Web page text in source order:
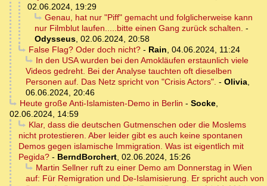
02.06.2024, 19:29
Genau, hat nur "Piff" gemacht und folglicherweise kann
nur Filmblut laufen.....bitte einen Gang zurück schalten. -
Odysseus, 02.06.2024, 20:58
False Flag? Oder doch nicht?- Rain, 04.06.2024, 11:24
In den USA wurden bei den Amokläufen erstaunlich viele
Videos gedreht. Bei der Analyse tauchten oft dieselben
Personen auf. Das Netz spricht von "Crisis Actors". - Olivia,
06.06.2024, 20:46
Heute große Anti-Islamisten-Demo in Berlin - Socke,
02.06.2024, 14:59
Klar, dass die deutschen Gutmenschen oder die Moslems
nicht protestieren. Aber leider gibt es auch keine spontanen
Demos gegen islamische Immigration. Was ist eigentlich mit
Pegida? - BerndBorchert, 02.06.2024, 15:26
Martin Sellner ruft zu einer Demo am Donnerstag in Wien
auf: Für Remigration und De-Islamisierung. Er spricht auch von